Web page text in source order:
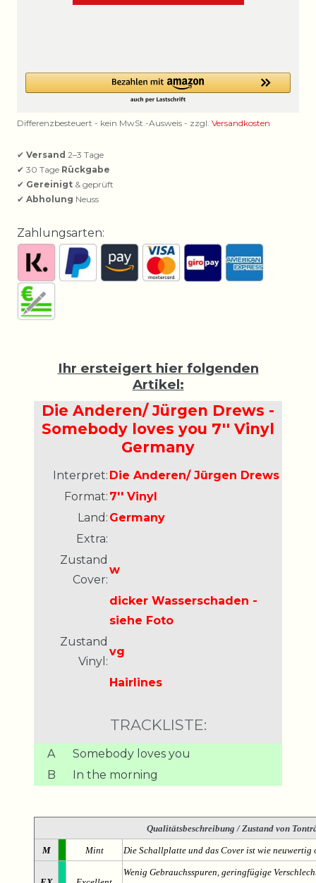
Differenzbesteuert - kein MwSt.-Ausweis - zzgl. Versandkosten
✔ Versand 2–3 Tage
✔ 30 Tage Rückgabe
✔ Gereinigt & geprüft
✔ Abholung Neuss
Zahlungsarten:
Ihr ersteigert hier folgenden
Artikel:
Die Anderen/ Jürgen Drews -
Somebody loves you 7'' Vinyl
Germany
Interpret: Die Anderen/ Jürgen Drews
Format: 7'' Vinyl
Land: Germany
Extra:
Zustand
Cover:
w
dicker Wasserschaden -
siehe Foto
Zustand
Vinyl:
vg
Hairlines
TRACKLISTE:
A
Somebody loves you
B
In the morning
Qualitätsbeschreibung / Zustand von
M Mint Die Schallplatte und das Cover ist wie
Wenig Gebrauchsspuren, geringfügige